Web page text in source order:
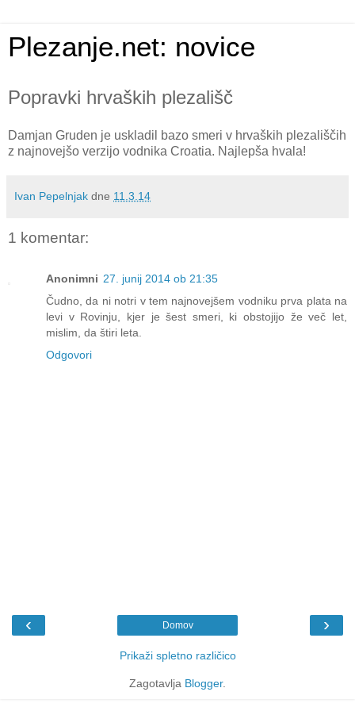
Plezanje.net: novice
Popravki hrvaških plezališč
Damjan Gruden je uskladil bazo smeri v hrvaških plezališčih
z najnovejšo verzijo vodnika Croatia. Najlepša hvala!
Ivan Pepelnjak dne 11.3.14
1 komentar:
Anonimni 27. junij 2014 ob 21:35
Čudno, da ni notri v tem najnovejšem vodniku prva plata na
levi v Rovinju, kjer je šest smeri, ki obstojijo že več let,
mislim, da štiri leta.
Odgovori
‹ ›
Domov
Prikaži spletno različico
Zagotavlja Blogger.